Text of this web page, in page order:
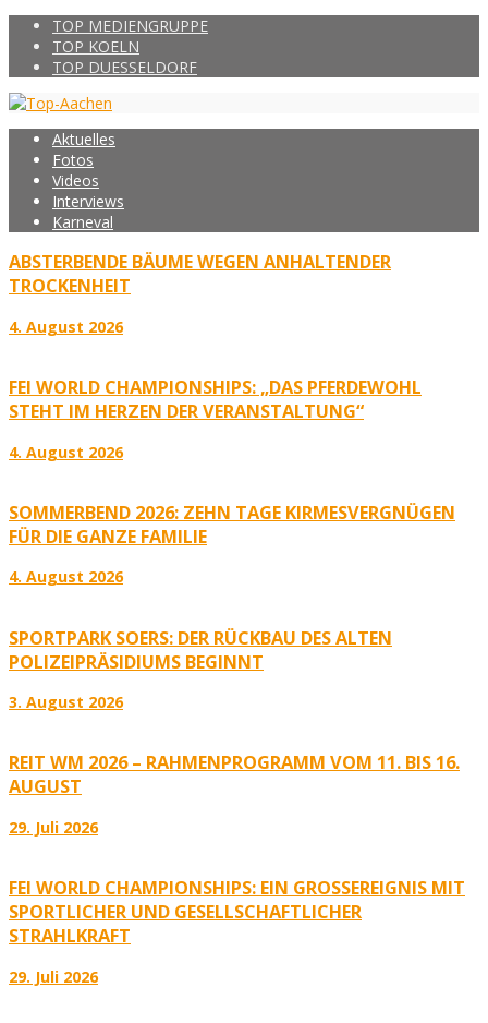
TOP MEDIENGRUPPE
TOP KOELN
TOP DUESSELDORF
Aktuelles
Fotos
Videos
Interviews
Karneval
ABSTERBENDE BÄUME WEGEN ANHALTENDER
TROCKENHEIT
4. August 2026
FEI WORLD CHAMPIONSHIPS: „DAS PFERDEWOHL
STEHT IM HERZEN DER VERANSTALTUNG“
4. August 2026
SOMMERBEND 2026: ZEHN TAGE KIRMESVERGNÜGEN
FÜR DIE GANZE FAMILIE
4. August 2026
SPORTPARK SOERS: DER RÜCKBAU DES ALTEN
POLIZEIPRÄSIDIUMS BEGINNT
3. August 2026
REIT WM 2026 – RAHMENPROGRAMM VOM 11. BIS 16.
AUGUST
29. Juli 2026
FEI WORLD CHAMPIONSHIPS: EIN GROSSEREIGNIS MIT S
PORTLICHER UND GESELLSCHAFTLICHER S
TRAHLKRAFT
29. Juli 2026